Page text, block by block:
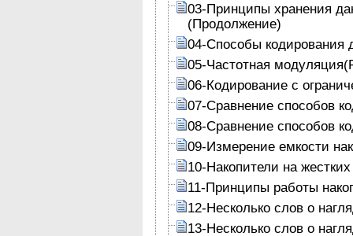
03-Принципы хранения
(Продолжение)
04-Способы кодирования
05-Частотная
06-Кодирование с
07-Сравнение способов
08-Сравнение способов
09-Измерение емкости
10-Накопители на
11-Принципы работы
12-Несколько слов о
13-Несколько слов о